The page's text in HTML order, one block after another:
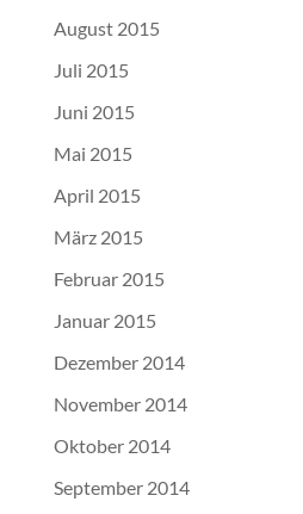
August 2015
Juli 2015
Juni 2015
Mai 2015
April 2015
März 2015
Februar 2015
Januar 2015
Dezember 2014
November 2014
Oktober 2014
September 2014